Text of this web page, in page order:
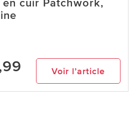
en cuir Patchwork,
Voir l’article